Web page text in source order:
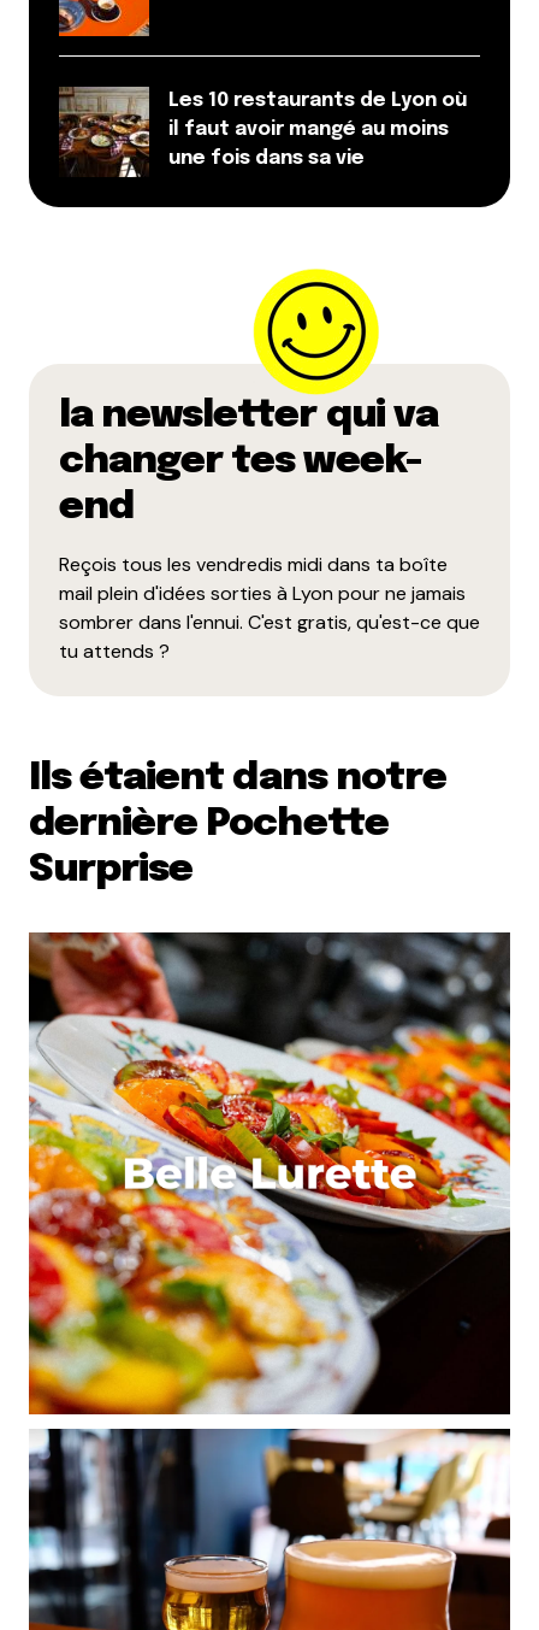
Les 10 restaurants de Lyon où
il faut avoir mangé au moins
une fois dans sa vie
la newsletter qui va
changer tes week-
end
Reçois tous les vendredis midi dans ta boîte
mail plein d'idées sorties à Lyon pour ne jamais
sombrer dans l'ennui. C'est gratis, qu'est-ce que
tu attends ?
Ils étaient dans notre
dernière Pochette
Surprise